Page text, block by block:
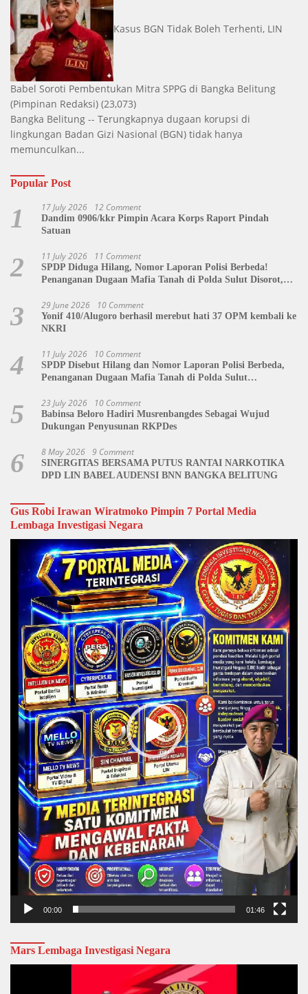
Kasus BGN Tidak Boleh Terhenti, LIN
Babel Soroti Pembentukan Mitra SPPG di Bangka Belitung
(Pimpinan Redaksi) (23,073)
Bangka Belitung -- Terungkapnya dugaan korupsi di
lingkungan Badan Gizi Nasional (BGN) tidak hanya
memunculkan...
Popular Post
1 17 July 2026 12 Comment
Dandim 0906/kkr Pimpin Acara Korps Raport Pindah
Satuan
2 11 July 2026 11 Comment
SPDP Diduga Hilang, Nomor Laporan Polisi Berbeda!
Penanganan Dugaan Mafia Tanah di Polda Sulut Disorot,
3 29 June 2026 10 Comment
Yonif 410/Alugoro berhasil merebut hati 37 OPM kembali ke
NKRI
4 11 July 2026 10 Comment
SPDP Disebut Hilang dan Nomor Laporan Polisi Berbeda,
Penanganan Dugaan Mafia Tanah di Polda Sulut
5 23 July 2026 10 Comment
Babinsa Beloro Hadiri Musrenbangdes Sebagai Wujud
Dukungan Penyusunan RKPDes
6 8 May 2026 9 Comment
SINERGITAS BERSAMA PUTUS RANTAI NARKOTIKA
DPD LIN BABEL AUDENSI BNN BANGKA BELITUNG
Gus Robi Irawan Wiratmoko Pimpin 7 Portal Media
Lembaga Investigasi Negara
Video
Player
00:00 01:46
Mars Lembaga Investigasi Negara